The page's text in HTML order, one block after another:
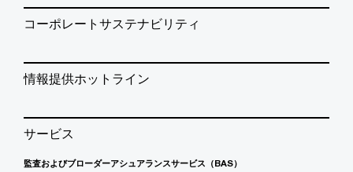
コーポレートサステナビリティ
情報提供ホットライン
サービス
監査およびブローダーアシュアランスサービス（BAS）